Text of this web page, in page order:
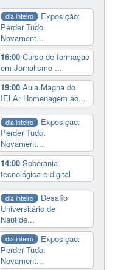
dia inteiro
Exposição:
Perder Tudo.
Novament...
16:00Curso de formação
em Jornalismo ...
19:00Aula Magna do
IELA: Homenagem ao...
dia inteiro
Exposição:
Perder Tudo.
Novament...
14:00Soberania
tecnológica e digital
dia inteiro
Desafio
Universitário de
Nautide...
dia inteiro
Exposição:
Perder Tudo.
Novament...